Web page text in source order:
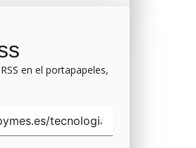
en el portapapeles,